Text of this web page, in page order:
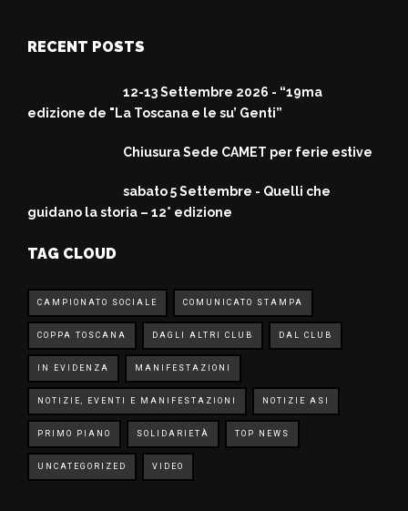
RECENT POSTS
12-13 Settembre 2026 - “19ma
edizione de "La Toscana e le su’ Genti”
Chiusura Sede CAMET per ferie estive
sabato 5 Settembre - Quelli che
guidano la storia – 12° edizione
TAG CLOUD
CAMPIONATO SOCIALE COMUNICATO STAMPA
COPPA TOSCANA DAGLI ALTRI CLUB DAL CLUB
IN EVIDENZA MANIFESTAZIONI
NOTIZIE, EVENTI E MANIFESTAZIONI NOTIZIE ASI
PRIMO PIANO SOLIDARIETÀ TOP NEWS
UNCATEGORIZED VIDEO